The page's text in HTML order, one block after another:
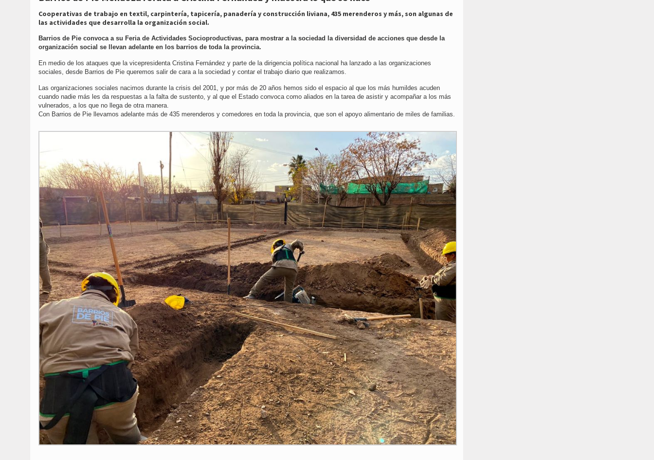
Cooperativas de trabajo en textil, carpintería, tapicería, panadería y construcción liviana, 435 merenderos y más, son algunas de
las actividades que desarrolla la organización social.
Barrios de Pie convoca a su Feria de Actividades Socioproductivas, para mostrar a la sociedad la diversidad de acciones que desde la
organización social se llevan adelante en los barrios de toda la provincia.
En medio de los ataques que la vicepresidenta Cristina Fernández y parte de la dirigencia política nacional ha lanzado a las organizaciones
sociales, desde Barrios de Pie queremos salir de cara a la sociedad y contar el trabajo diario que realizamos.
Las organizaciones sociales nacimos durante la crisis del 2001, y por más de 20 años hemos sido el espacio al que los más humildes acuden
cuando nadie más les da respuestas a la falta de sustento, y al que el Estado convoca como aliados en la tarea de asistir y acompañar a los más
vulnerados, a los que no llega de otra manera.
Con Barrios de Pie llevamos adelante más de 435 merenderos y comedores en toda la provincia, que son el apoyo alimentario de miles de familias.